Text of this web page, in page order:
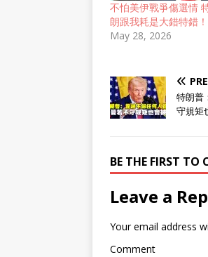
不怕美伊戰爭傷選情
朗跟我耗是大錯特錯！
May 28, 2026
特朗普
守規矩
BE THE FIRST TO
Leave a
Your email address
Comment